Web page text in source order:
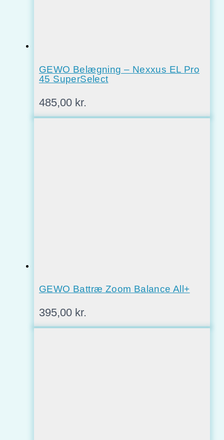
GEWO Belægning – Nexxus EL Pro
45 SuperSelect
485,00 kr.
GEWO Battræ Zoom Balance All+
395,00 kr.